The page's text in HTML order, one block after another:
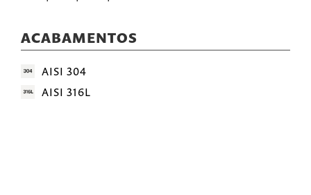
ACABAMENTOS
AISI 304
AISI 316L